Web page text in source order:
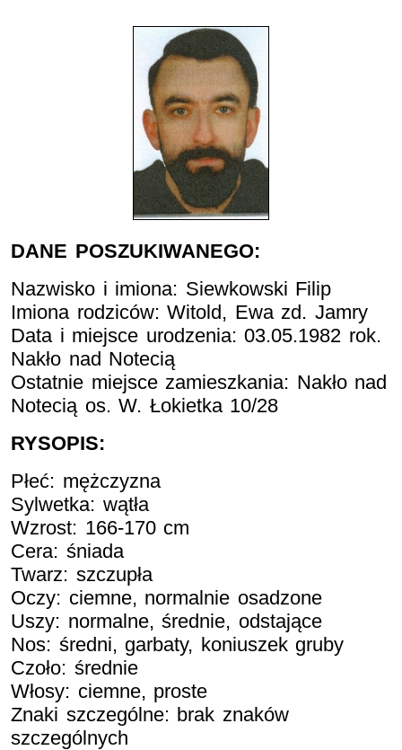
DANE POSZUKIWANEGO:
Nazwisko i imiona: Siewkowski Filip
Imiona rodziców: Witold, Ewa zd. Jamry
Data i miejsce urodzenia: 03.05.1982 rok.
Nakło nad Notecią
Ostatnie miejsce zamieszkania: Nakło nad
Notecią os. W. Łokietka 10/28
RYSOPIS:
Płeć: mężczyzna
Sylwetka: wątła
Wzrost: 166-170 cm
Cera: śniada
Twarz: szczupła
Oczy: ciemne, normalnie osadzone
Uszy: normalne, średnie, odstające
Nos: średni, garbaty, koniuszek gruby
Czoło: średnie
Włosy: ciemne, proste
Znaki szczególne: brak znaków
szczególnych